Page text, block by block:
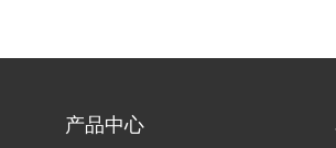
产品中心